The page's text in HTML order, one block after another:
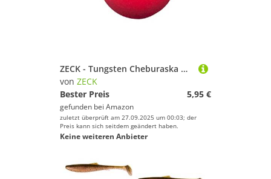
ZECK - Tungsten Cheburaska Head - Zwei Gewichte | 7g | Pink
von ZECK
Bester Preis
5,95 €
gefunden bei Amazon
zuletzt überprüft am 27.09.2025 um 00:03; der
Preis kann sich seitdem geändert haben.
Keine weiteren Anbieter